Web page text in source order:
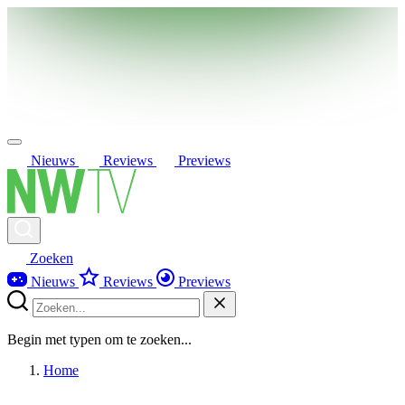
Nieuws Reviews Previews
Zoeken
Nieuws
Reviews Previews
Begin met typen om te zoeken...
Home